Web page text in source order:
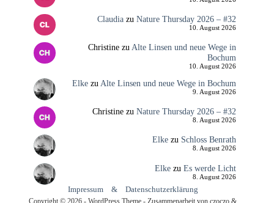
Claudiazu Nature Thursday 2026 – #32
10. August 2026
Christinezu Alte Linsen und neue Wege in
Bochum
10. August 2026
Elkezu Alte Linsen und neue Wege in Bochum
9. August 2026
Christinezu Nature Thursday 2026 – #32
8. August 2026
Elkezu Schloss Benrath
8. August 2026
Elkezu Es werde Licht
8. August 2026
Impressum & Datenschutzerklärung
Copyright © 2026 - WordPress Theme - Zusammenarbeit von czoczo &